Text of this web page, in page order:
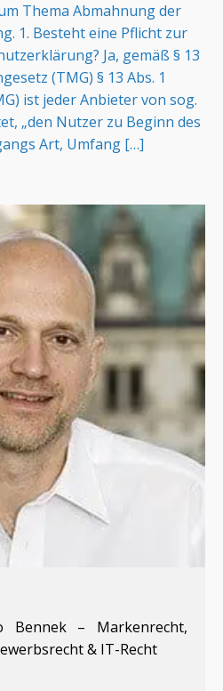
Thema Abmahnung der
1. Besteht eine Pflicht zur
Ja, gemäß § 13
(TMG) § 13 Abs. 1
ist jeder Anbieter von sog.
„den Nutzer zu Beginn des
Art, Umfang […]
Bennek – Markenrecht,
& IT-Recht